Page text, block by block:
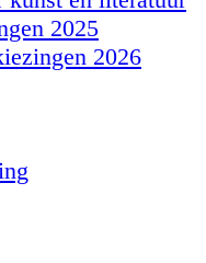
2025
2026